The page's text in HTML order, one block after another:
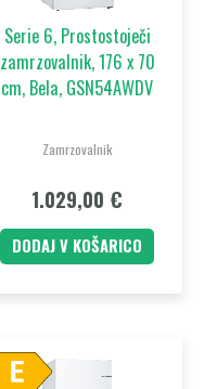
Serie 6, Prostostoječi
zamrzovalnik, 176 x 70
cm, Bela, GSN54AWDV
Zamrzovalnik
1.029,00 €
DODAJ V KOŠARICO